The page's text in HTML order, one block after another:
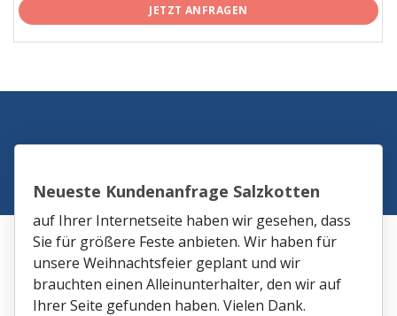
JETZT ANFRAGEN
Neueste Kundenanfrage Salzkotten
auf Ihrer Internetseite haben wir gesehen, dass
Sie für größere Feste anbieten. Wir haben für
unsere Weihnachtsfeier geplant und wir
brauchten einen Alleinunterhalter, den wir auf
Ihrer Seite gefunden haben. Vielen Dank.